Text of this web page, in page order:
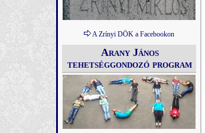
A Zrínyi DÖK a Facebookon
Arany János
tehetséggondozó program